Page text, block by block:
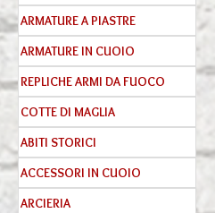
ARMATURE A PIASTRE
ARMATURE IN CUOIO
REPLICHE ARMI DA FUOCO
COTTE DI MAGLIA
ABITI STORICI
ACCESSORI IN CUOIO
ARCIERIA